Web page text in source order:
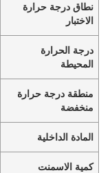
نطاق درجة حرارة
الاختبار
درجة الحرارة
المحيطة
منطقة درجة حرارة
منخفضة
المادة الداخلية
كمية الاسمنت